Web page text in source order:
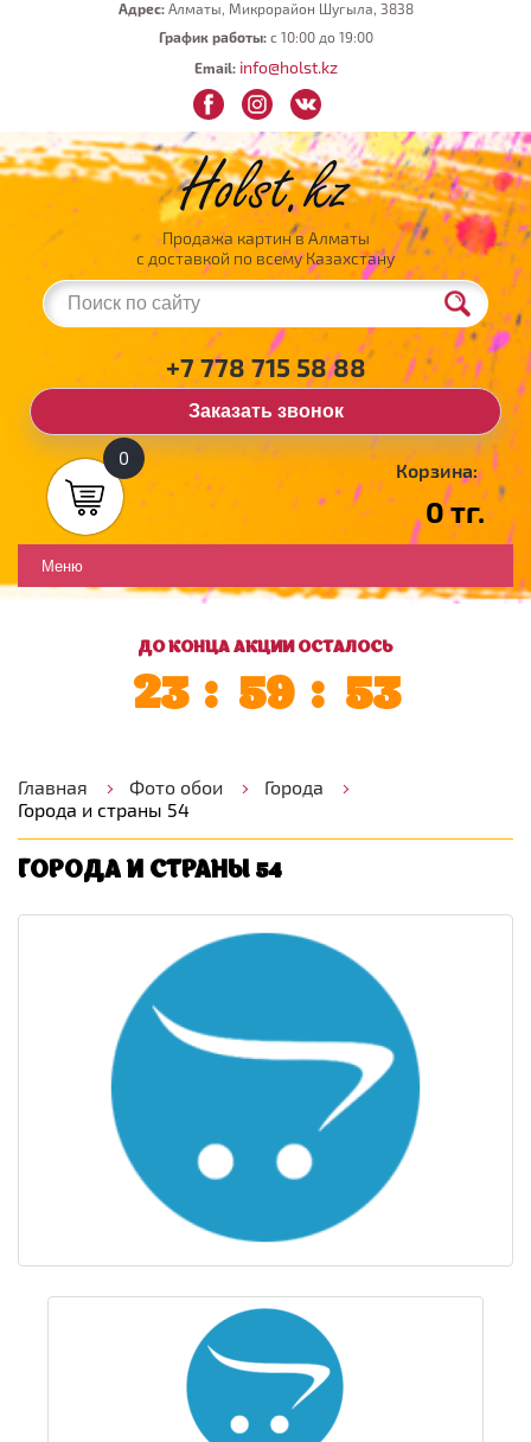
Адрес:Алматы, Микрорайон Шугыла, 3838
График работы:с 10:00 до 19:00
Email: info@holst.kz
Продажа картин в Алматы
с доставкой по всему Казахстану
+7 778 715 58 88
Заказать звонок
0
Корзина:
0 тг.
Меню
ДО КОНЦА АКЦИИ ОСТАЛОСЬ
23 59 52
Главная Фото обои
Города
Города и страны 54
ГОРОДА И СТРАНЫ 54